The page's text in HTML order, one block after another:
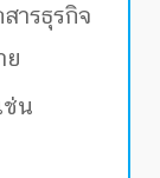
ารธุรกิจ
ย
ช่น